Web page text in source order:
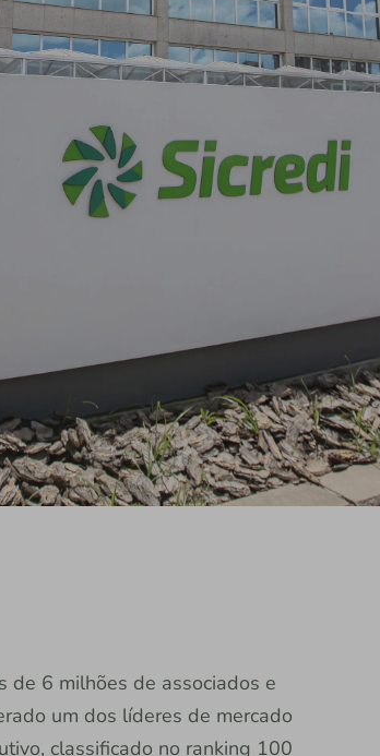
de 6 milhões de associados e
um dos líderes de mercado
classificado no ranking 100